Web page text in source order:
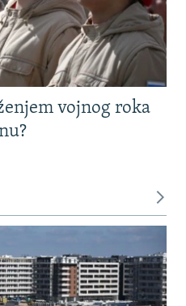
vojnog roka